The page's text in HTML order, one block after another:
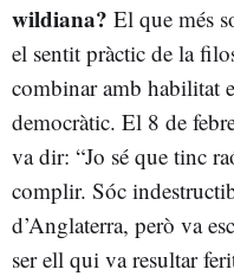
wildiana? El que més
el sentit pràctic de la
combinar amb habilitat
democràtic. El 8 de
va dir: “Jo sé que tinc
complir. Sóc
d’Anglaterra, però va
ser ell qui va resultar